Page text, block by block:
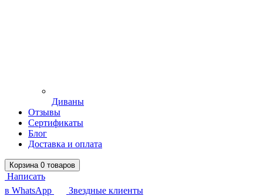
Диваны
Отзывы
Сертификаты
Блог
Доставка и оплата
Корзина 0 товаров
Написать
в WhatsApp
Звездные клиенты